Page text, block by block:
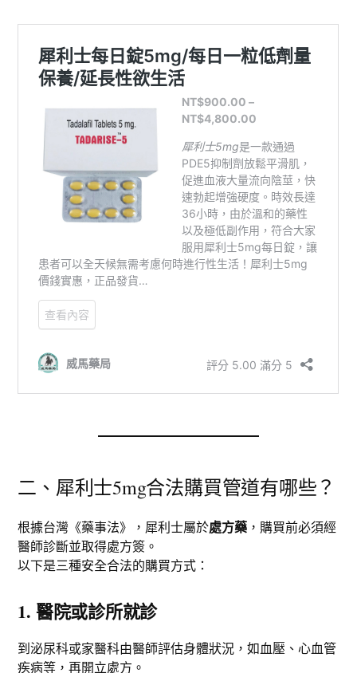
二、犀利士5mg合法購買管道有哪些？
根據台灣《藥事法》，犀利士屬於處方藥 ，購買前必須經
醫師診斷並取得處方簽。
以下是三種安全合法的購買方式：
1. 醫院或診所就診
到泌尿科或家醫科由醫師評估身體狀況，如血壓、心血管
疾病等，再開立處方。